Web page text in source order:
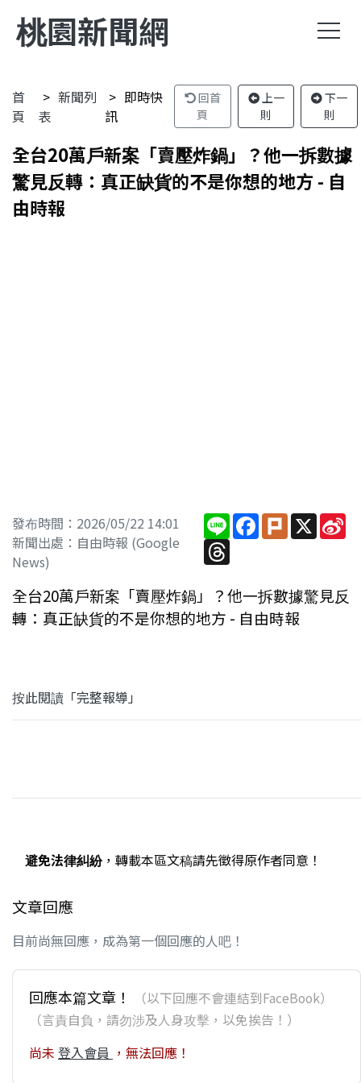
桃園新聞網
首
頁
新聞列
表
即時快
訊
回首
頁
上一
則
下一
則
全台20萬戶新案「賣壓炸鍋」？他一拆數據
驚見反轉：真正缺貨的不是你想的地方 - 自
由時報
發布時間：2026/05/22 14:01
新聞出處：自由時報 (Google
News)
Line Facebook
PlurkX
Threads
全台20萬戶新案「賣壓炸鍋」？他一拆數據驚見反
轉：真正缺貨的不是你想的地方 - 自由時報
按此閱讀「完整報導」
避免法律糾紛，轉載本區文稿請先徵得原作者同意！
文章回應
目前尚無回應，成為第一個回應的人吧！
回應本篇文章！
（以下回應不會連結到FaceBook）
（言責自負，請勿涉及人身攻擊，以免挨告！）
尚未 登入會員 ，無法回應！